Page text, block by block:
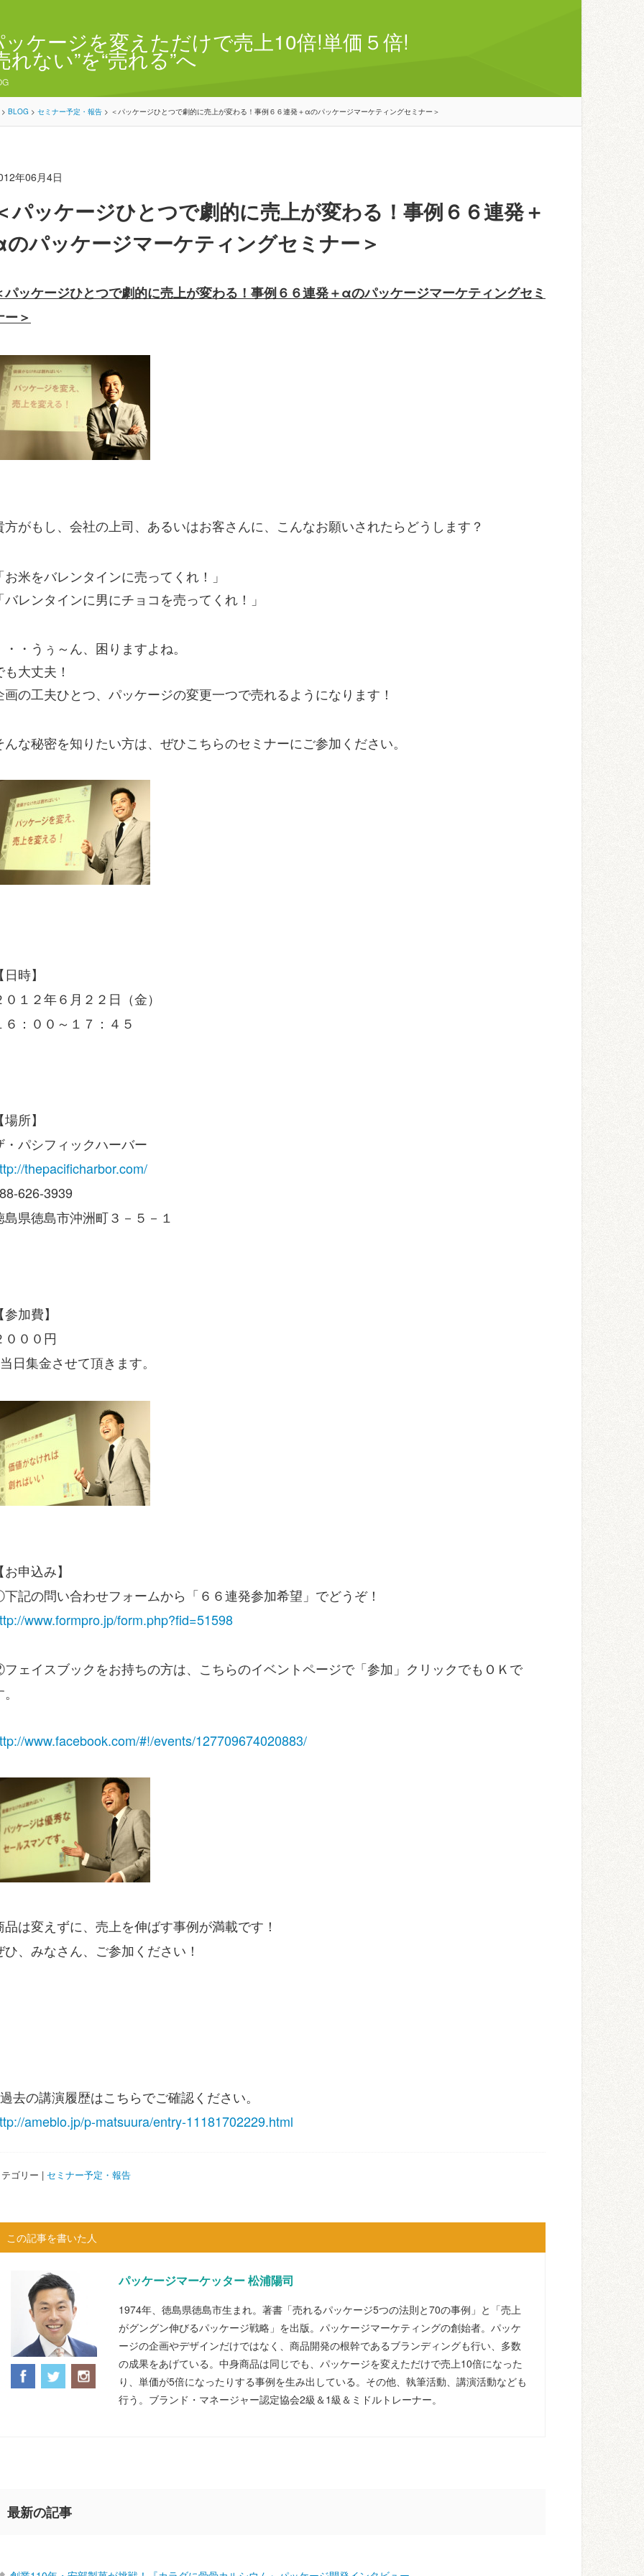
ケージを変えただけで売上10倍!単価５倍!
れない”を“売れる”へ
> BLOG > セミナー予定・報告 > ＜パッケージひとつで劇的に売上が変わる！事例６６連発＋αのパッケージマーケティングセミナー＞
年06月4日
パッケージひとつで劇的に売上が変わる！事例６６連発＋
パッケージマーケティングセミナー＞
パッケージひとつで劇的に売上が変わる！事例６６連発＋αのパッケージマーケティングセミ
ー＞
方がもし、会社の上司、あるいはお客さんに、こんなお願いされたらどうします？
お米をバレンタインに売ってくれ！」
バレンタインに男にチョコを売ってくれ！」
・・うぅ～ん、困りますよね。
も大丈夫！
画の工夫ひとつ、パッケージの変更一つで売れるようになります！
んな秘密を知りたい方は、ぜひこちらのセミナーにご参加ください。
時】
０１２年６月２２日（金）
６：００～１７：４５
所】
・パシフィックハーバー
thepacificharbor.com/
626-3939
島県徳島市沖洲町３－５－１
参加費】
０００円
日集金させて頂きます。
お申込み】
記の問い合わせフォームから「６６連発参加希望」でどうぞ！
www.formpro.jp/form.php?fid=51598
ェイスブックをお持ちの方は、こちらのイベントページで「参加」クリックでもＯＫで
www.facebook.com/#!/events/127709674020883/
品は変えずに、売上を伸ばす事例が満載です！
ひ、みなさん、ご参加ください！
去の講演履歴はこちらでご確認ください。
ameblo.jp/p-matsuura/entry-11181702229.html
ゴリー | セミナー予定・報告
この記事を書いた人
パッケージマーケッター 松浦陽司
1974年、徳島県徳島市生まれ。著書「売れるパッケージ5つの法則と70の事例」と「売上
がグングン伸びるパッケージ戦略」を出版。パッケージマーケティングの創始者。パッケ
ージの企画やデザインだけではなく、商品開発の根幹であるブランディングも行い、多数
の成果をあげている。中身商品は同じでも、パッケージを変えただけで売上10倍になった
り、単価が5倍になったりする事例を生み出している。その他、執筆活動、講演活動なども
行う。ブランド・マネージャー認定協会2級＆1級＆ミドルトレーナー。
最新の記事